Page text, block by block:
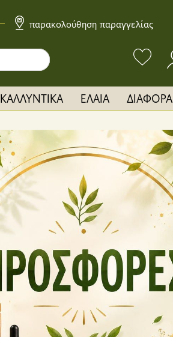
παρακολούθηση παραγγελίας
ΚΑΛΛΥΝΤΙΚΑ ΕΛΑΙΑ ΔΙΑΦΟΡΑ